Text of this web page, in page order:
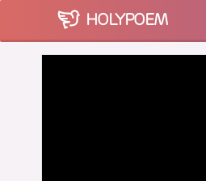
HOLYPOEM